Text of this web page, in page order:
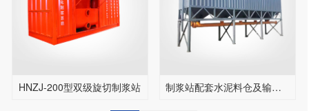
HNZJ-200型双级旋切制浆站 制浆站配套水泥料仓及输送机